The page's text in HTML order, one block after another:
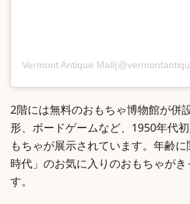
2階には無料のおもちゃ博物館が併
形、ボードゲームなど、1950年代
もちゃが展示されています。年齢
時代」のお気に入りのおもちゃが
す。